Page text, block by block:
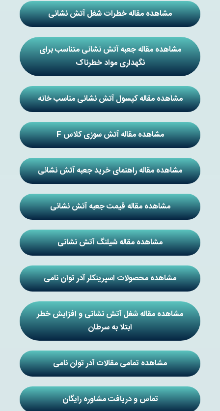
مشاهده مقاله خطرات شغل آتش نشانی
مشاهده مقاله جعبه آتش نشانی متناسب برای
نگهداری مواد خطرناک
مشاهده مقاله کپسول آتش نشانی مناسب خانه
مشاهده مقاله آتش سوزی کلاس F
مشاهده مقاله راهنمای خرید جعبه آتش نشانی
مشاهده مقاله قیمت جعبه آتش نشانی
مشاهده مقاله شیلنگ آتش نشانی
مشاهده محصولات اسپرینکلر آدر توان نامی
مشاهده مقاله شغل آتش نشانی و افزایش خطر
ابتلا به سرطان
مشاهده تمامی مقالات آدر توان نامی
تماس و دریافت مشاوره رایگان